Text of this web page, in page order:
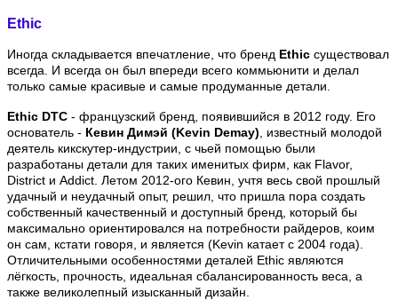
Ethic
Иногда складывается впечатление, что бренд Ethic существовал
всегда. И всегда он был впереди всего коммьюнити и делал
только самые красивые и самые продуманные детали.
Ethic DTC - французский бренд, появившийся в 2012 году. Его
основатель - Кевин Димэй (Kevin Demay) , известный молодой
деятель кикскутер-индустрии, с чьей помощью были
разработаны детали для таких именитых фирм, как Flavor,
District и Addict. Летом 2012-ого Кевин, учтя весь свой прошлый
удачный и неудачный опыт, решил, что пришла пора создать
собственный качественный и доступный бренд, который бы
максимально ориентировался на потребности райдеров, коим
он сам, кстати говоря, и является (Kevin катает с 2004 года).
Отличительными особенностями деталей Ethic являются
лёгкость, прочность, идеальная сбалансированность веса, а
также великолепный изысканный дизайн.